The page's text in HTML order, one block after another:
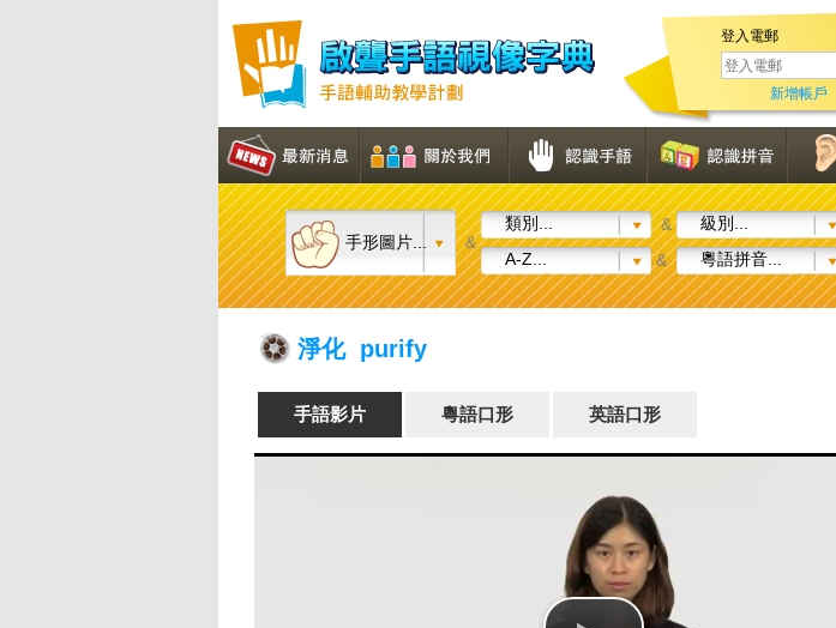
登入電郵
新增帳戶
手形圖片... &
類別... & 級別...
A-Z...
& 粵語拼音...
淨化 purify
手語影片 粵語口形 英語口形